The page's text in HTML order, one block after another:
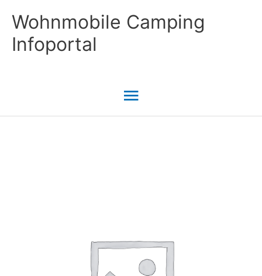
Inhalt
springen
Wohnmobile Camping
Infoportal
Hauptmenü